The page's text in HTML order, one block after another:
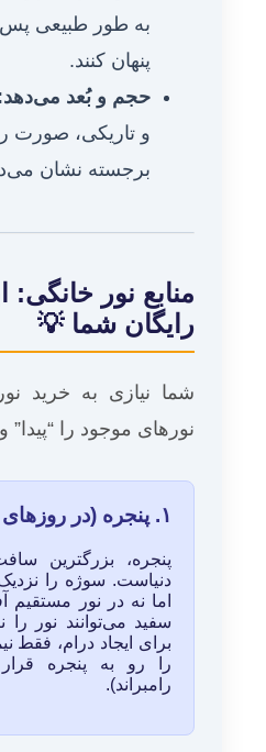
به طور طبیعی
پنهان کنند.
حجم و بُعد
و تاریکی، صورت
برجسته نشان
منابع نور خانگی:
رایگان شما 💡
شما نیازی به خرید
نورهای موجود را “پیدا”
۱. پنجره (در روزهای ابری یا غروب)
دنیاست. سوژه را
اما نه در نور مستقیم
سفید می‌توانند نور را
برای ایجاد درام،
را رو به پنجره قرار
رامبراند).